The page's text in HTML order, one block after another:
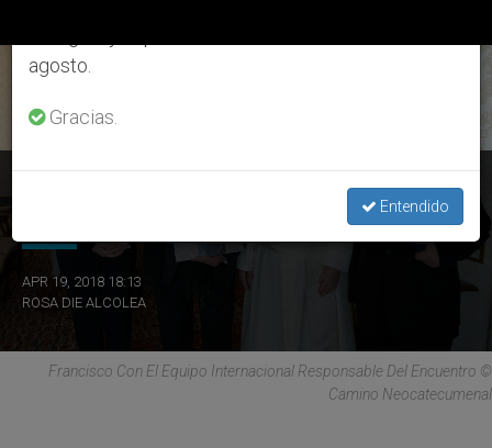
ÚLTIMAS NOTICIAS
APR 19, 2018 18:13
ROSA DIE ALCOLEA
Francisco Con El Equipo Internacional Responsable Del Encuentro ©
Camino Neocatecumenal
agosto.
Gracias.
Entendido